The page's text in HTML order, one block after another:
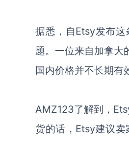
据悉，自Etsy发布
题。一位来自加拿大
国内价格并不长期有
AMZ123了解到，
货的话，Etsy建议